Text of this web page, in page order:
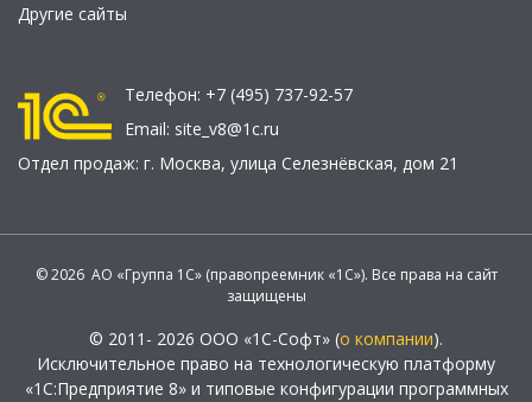
Другие сайты
Телефон: +7 (495) 737-92-57
Email: site_v8@1c.ru
Отдел продаж: г. Москва, улица Селезнёвская, дом 21
© 2026 АО «Группа 1С» (правопреемник «1С»). Все права на сайт
защищены
© 2011- 2026 ООО «1С-Софт» (о компании).
Исключительное право на технологическую платформу
«1С:Предприятие 8» и типовые конфигурации программных